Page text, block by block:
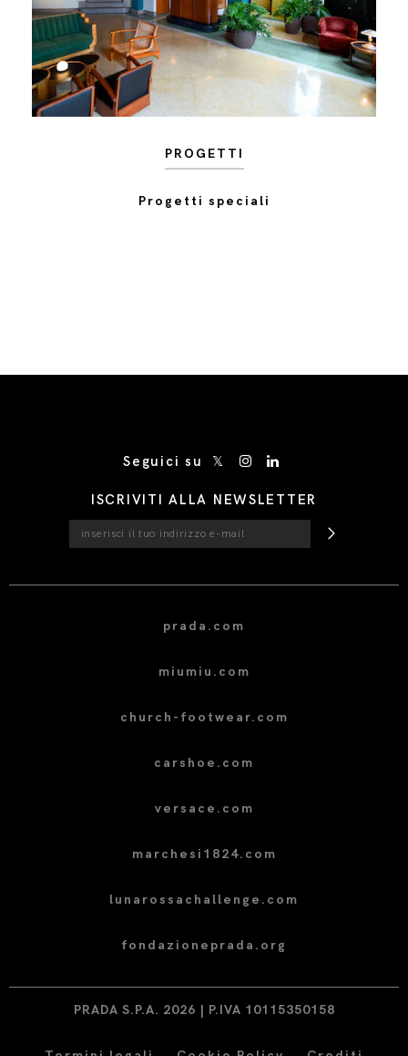
PROGETTI
Progetti speciali
Seguici su
ISCRIVITI ALLA NEWSLETTER
prada.com
miumiu.com
church-footwear.com
carshoe.com
versace.com
marchesi1824.com
lunarossachallenge.com
fondazioneprada.org
PRADA S.P.A. 2026 | P.IVA 10115350158